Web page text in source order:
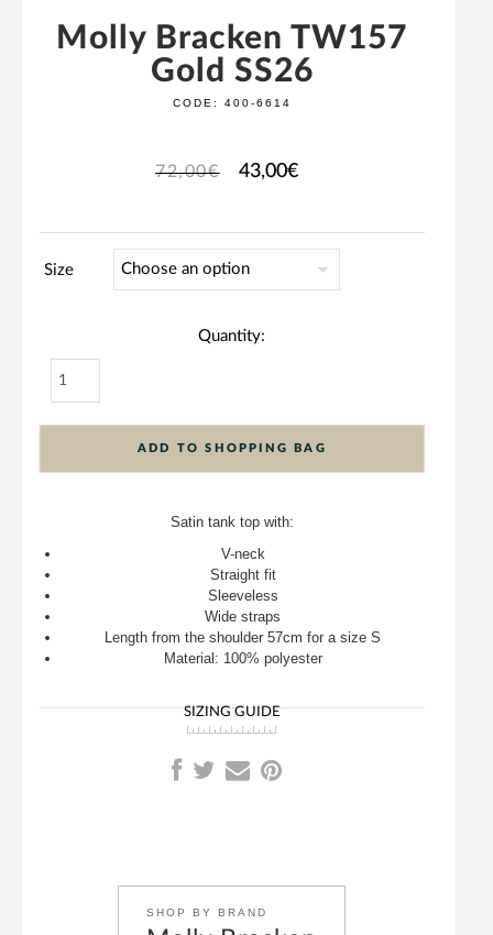
Molly Bracken TW157
Gold SS26
CODE: 400-6614
72,00€ 43,00€
Size
Quantity:
ADD TO SHOPPING BAG
Satin tank top with:
V-neck
Straight fit
Sleeveless
Wide straps
Length from the shoulder 57cm for a size S
Material: 100% polyester
SIZING GUIDE
SHOP BY BRAND